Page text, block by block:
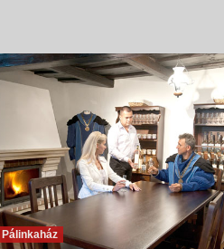
Pálinkaház